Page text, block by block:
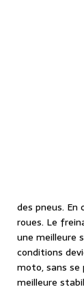
des pneus.
roues. Le
une meilleure
conditions
moto, sans se
meilleure